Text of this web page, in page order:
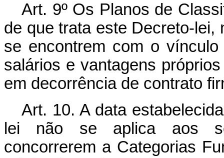
Art. 9º Os Planos de
de que trata este Decreto-
se encontrem com o
salários e vantagens
em decorrência de contrato
Art. 10. A data
lei não se aplica aos
concorrerem a Categorias